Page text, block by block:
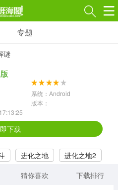
款应用
款应用
款应用
568款应用
专题
谜
系统：Android
版本：
下载
进化之地
进化之地2
猜你喜欢 下载排行